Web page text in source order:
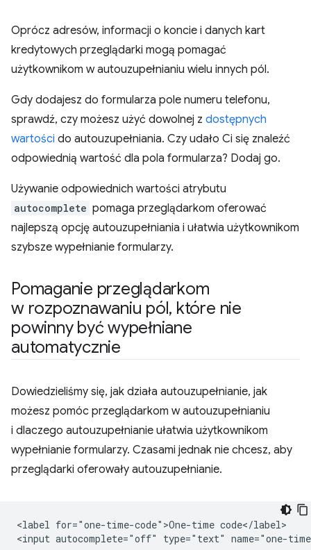
Oprócz adresów, informacji o koncie i danych kart
kredytowych przeglądarki mogą pomagać
użytkownikom w autouzupełnianiu wielu innych pól.
Gdy dodajesz do formularza pole numeru telefonu,
sprawdź, czy możesz użyć dowolnej z dostępnych
wartości do autouzupełniania. Czy udało Ci się znaleźć
odpowiednią wartość dla pola formularza? Dodaj go.
Używanie odpowiednich wartości atrybutu
autocomplete pomaga przeglądarkom oferować
najlepszą opcję autouzupełniania i ułatwia użytkownikom
szybsze wypełnianie formularzy.
Pomaganie przeglądarkom
w rozpoznawaniu pól, które nie
powinny być wypełniane
automatycznie
Dowiedzieliśmy się, jak działa autouzupełnianie, jak
możesz pomóc przeglądarkom w autouzupełnianiu
i dlaczego autouzupełnianie ułatwia użytkownikom
wypełnianie formularzy. Czasami jednak nie chcesz, aby
przeglądarki oferowały autouzupełnianie.
<label for="one-time-code">One-time code</label>